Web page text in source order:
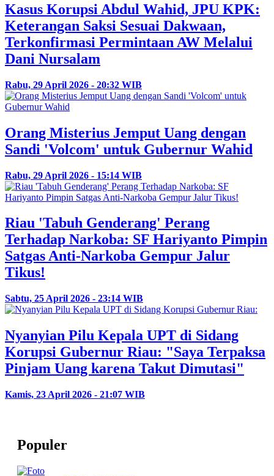
Kasus Korupsi Abdul Wahid, JPU KPK:
Keterangan Saksi Sesuai Dakwaan,
Terkonfirmasi Permintaan AW Melalui
Dani Nursalam
Rabu, 29 April 2026 - 20:32 WIB
Orang Misterius Jemput Uang dengan
Sandi 'Volcom' untuk Gubernur Wahid
Rabu, 29 April 2026 - 15:14 WIB
Riau 'Tabuh Genderang' Perang
Terhadap Narkoba: SF Hariyanto Pimpin
Satgas Anti-Narkoba Gempur Jalur
Tikus!
Sabtu, 25 April 2026 - 23:14 WIB
Nyanyian Pilu Kepala UPT di Sidang
Korupsi Gubernur Riau: "Saya Terpaksa
Pinjam Uang karena Takut Dimutasi"
Kamis, 23 April 2026 - 21:07 WIB
Populer